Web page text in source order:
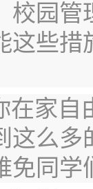
校园
这些
在家自
这么
免同